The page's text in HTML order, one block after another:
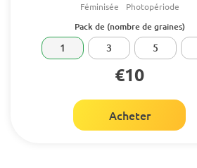
Féminisée Photopériode
Pack de (nombre de graines)
1 3 5
€10
Acheter